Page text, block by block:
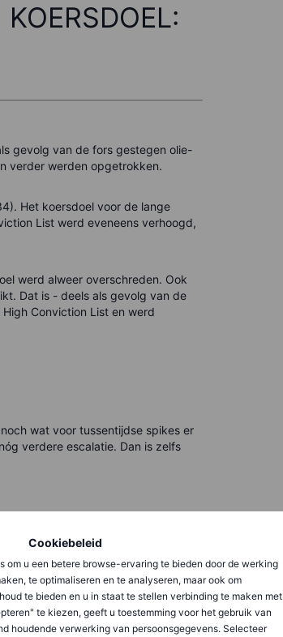
Cookiebeleid
om u een betere browse-ervaring te bieden door de werking
te optimaliseren en te analyseren, maar ook om
te bieden en u in staat te stellen verbinding te maken met
te kiezen, geeft u toestemming voor het gebruik van
houdende verwerking van persoonsgegevens. Selecteer
| KOERSDOEL:
gevolg van de fors gestegen olie-
verder werden opgetrokken.
Het koersdoel voor de lange
List werd eveneens verhoogd,
werd alweer overschreden. Ook
Dat is - deels als gevolg van de
Conviction List en werd
wat voor tussentijdse spikes er
verdere escalatie. Dan is zelfs